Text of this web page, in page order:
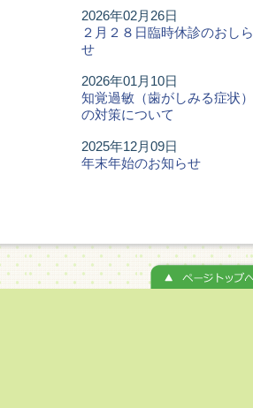
2026年02月26日
２月２８日臨時休診のおしら
せ
2026年01月10日
知覚過敏（歯がしみる症状）
の対策について
2025年12月09日
年末年始のお知らせ